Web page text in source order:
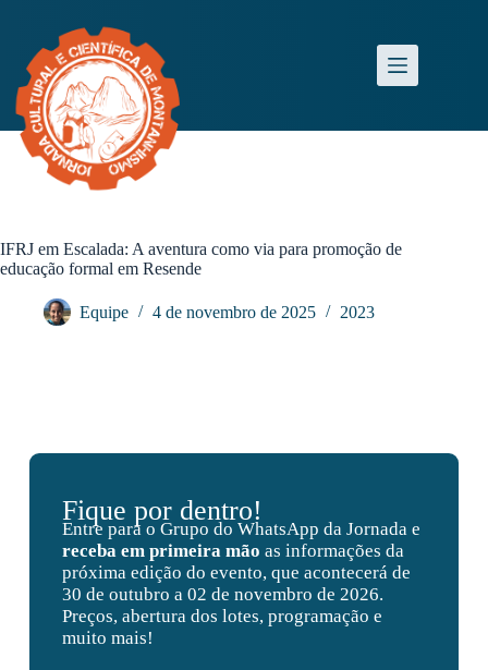
IFRJ em Escalada: A aventura como via para promoção de
educação formal em Resende
Equipe 4 de novembro de 2025 2023
Fique por dentro!
Entre para o Grupo do WhatsApp da Jornada e
receba em primeira mão as informações da
próxima edição do evento, que acontecerá de
30 de outubro a 02 de novembro de 2026.
Preços, abertura dos lotes, programação e
muito mais!